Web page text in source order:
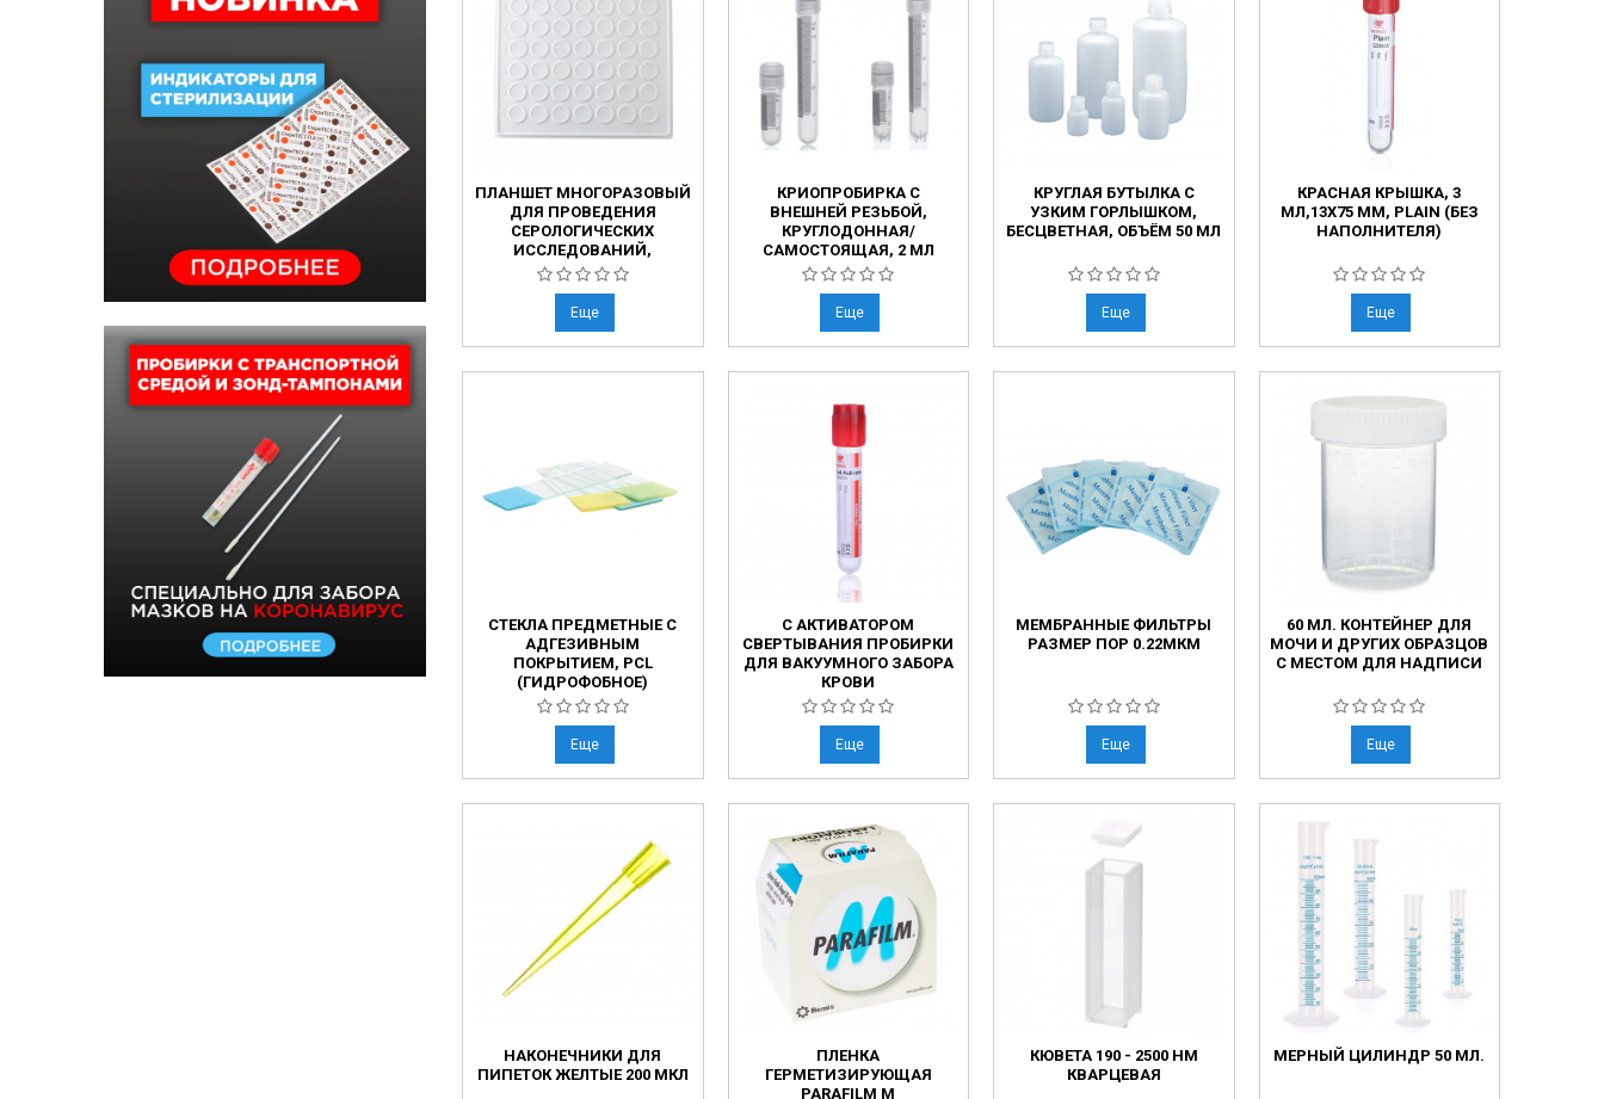
ПЛАНШЕТ МНОГОРАЗОВЫЙ
ДЛЯ ПРОВЕДЕНИЯ
СЕРОЛОГИЧЕСКИХ
ИССЛЕДОВАНИЙ,
ПЛАСТИКОВЫЙ
Еще
КРИОПРОБИРКА С
ВНЕШНЕЙ РЕЗЬБОЙ,
КРУГЛОДОННАЯ/
САМОСТОЯЩАЯ, 2 МЛ
Еще
КРУГЛАЯ БУТЫЛКА С
УЗКИМ ГОРЛЫШКОМ,
БЕСЦВЕТНАЯ, ОБЪЁМ 50 МЛ
Еще
КРАСНАЯ КРЫШКА, 3
МЛ,13Х75 ММ, PLAIN (БЕЗ
НАПОЛНИТЕЛЯ)
Еще
СТЕКЛА ПРЕДМЕТНЫЕ С
АДГЕЗИВНЫМ
ПОКРЫТИЕМ, PCL
(ГИДРОФОБНОЕ)
Еще
С АКТИВАТОРОМ
СВЕРТЫВАНИЯ ПРОБИРКИ
ДЛЯ ВАКУУМНОГО ЗАБОРА
КРОВИ
Еще
МЕМБРАННЫЕ ФИЛЬТРЫ
РАЗМЕР ПОР 0.22МКМ
Еще
60 МЛ. КОНТЕЙНЕР ДЛЯ
МОЧИ И ДРУГИХ ОБРАЗЦОВ
С МЕСТОМ ДЛЯ НАДПИСИ
Еще
НАКОНЕЧНИКИ ДЛЯ
ПИПЕТОК ЖЕЛТЫЕ 200 МКЛ
ПЛЕНКА
ГЕРМЕТИЗИРУЮЩАЯ
PARAFILM M
КЮВЕТА 190 - 2500 НМ
КВАРЦЕВАЯ
МЕРНЫЙ ЦИЛИНДР 50 МЛ.